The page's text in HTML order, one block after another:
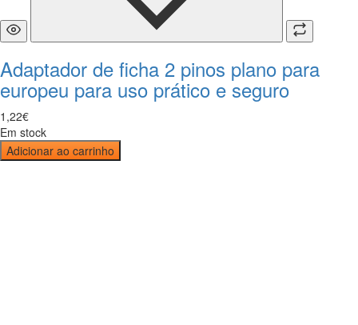
Adaptador de ficha 2 pinos plano para
europeu para uso prático e seguro
1 ,22€
Em stock
Adicionar ao carrinho